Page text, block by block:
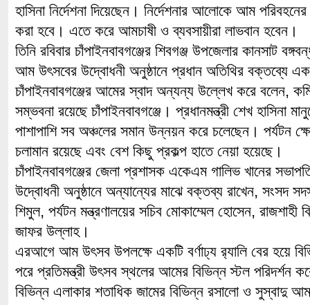
হাসিনা নির্দেশনা দিয়েছেন। নির্দেশনার আলোকে আম
করা হবে। এতে করে আমচাষী ও ব্যবসায়ীরা লাভবান হবেন।
তিনি রবিবার চাঁপাইনবাবগঞ্জের শিবগঞ্জ উপজেলার কানসাট
আম উৎসবের উদ্বোধনী অনুষ্ঠানে প্রধান অতিথির বক্তব্যে
চাঁপাইনবাবগঞ্জের আমের স্বাদ অন্যন্য উল্লেখ করে বলেন,
সম্ভবনা রয়েছে চাঁপাইনবাবগঞ্জে। প্রধানমন্ত্রী শেখ হাসিনা
পাশাপাশি সব অঞ্চলের সমান উন্নয়ন করে চলেছেন। পর্যটন
চলামান রয়েছে এবং বেশ কিছু প্রকল্প হাতে নেয়া হয়েছে।
চাঁপাইনবাবগঞ্জের জেলা প্রশাসক একেএম গালিভ খানের
উদ্বোধনী অনুষ্ঠানে অন্যান্যের মাঝে বক্তব্য রাখেন, সংসদ
শিমুল, পর্যটন মন্ত্রণালয়ের সচিব মোকাম্মেল হোসেন, রাজশাহী
জাফর উল্লাহ।
এরআগে আম উৎসব উপলক্ষে একটি বর্ণাঢ্য র‌্যালি বের হয়ে
পরে প্রতিমন্ত্রী উৎসব স্থলের আমের বিভিন্ন স্টল পরিদর্শন
বিভিন্ন এলাকার শতাধিক জামের বিভিন্ন রসালো ও সুস্বাদু